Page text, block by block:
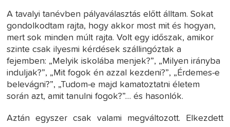
A tavalyi tanévben pályaválasztás előtt álltam. Sokat
gondolkodtam rajta, hogy akkor most mit és hogyan,
mert sok minden múlt rajta. Volt egy időszak, amikor
szinte csak ilyesmi kérdések szállingóztak a
fejemben: „Melyik iskolába menjek?”, „Milyen irányba
induljak?”, „Mit fogok én azzal kezdeni?”, „Érdemes-e
belevágni?”, „Tudom-e majd kamatoztatni életem
során azt, amit tanulni fogok?”… és hasonlók.
Aztán egyszer csak valami megváltozott. Elkezdett